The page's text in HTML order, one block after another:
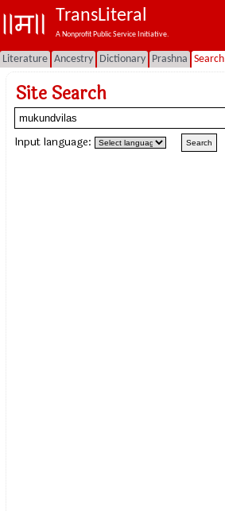
TransLiteral
A Nonprofit Public Service Initiative.
Literature Ancestry Dictionary Prashna Search
Site Search
Input language: